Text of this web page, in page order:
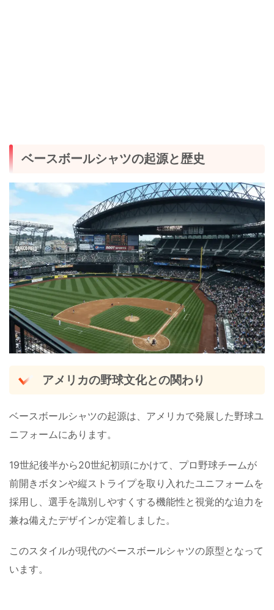
ベースボールシャツの起源と歴史
アメリカの野球文化との関わり
ベースボールシャツの起源は、アメリカで発展した野球ユ
ニフォームにあります。
19世紀後半から20世紀初頭にかけて、プロ野球チームが
前開きボタンや縦ストライプを取り入れたユニフォームを
採用し、選手を識別しやすくする機能性と視覚的な迫力を
兼ね備えたデザインが定着しました。
このスタイルが現代のベースボールシャツの原型となって
います。